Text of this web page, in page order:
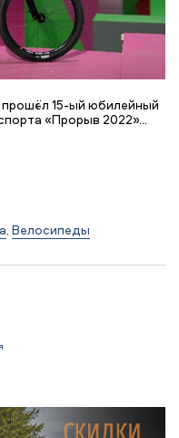
15-ый юбилейный
«Прорыв 2022»...
, Велосипеды